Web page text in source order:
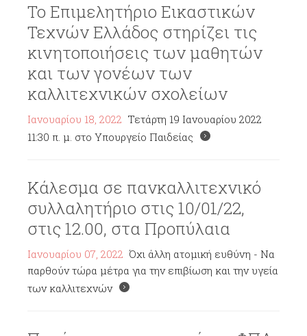
Το Επιμελητήριο Εικαστικών
Τεχνών Ελλάδος στηρίζει τις
κινητοποιήσεις των μαθητών
και των γονέων των
καλλιτεχνικών σχολείων
Ιανουαρίου 18, 2022 Τετάρτη 19 Ιανουαρίου 2022
11:30 π. μ. στο Υπουργείο Παιδείας
Κάλεσμα σε πανκαλλιτεχνικό
συλλαλητήριο στις 10/01/22,
στις 12.00, στα Προπύλαια
Ιανουαρίου 07, 2022 Όχι άλλη ατομική ευθύνη - Να
παρθούν τώρα μέτρα για την επιβίωση και την υγεία
των καλλιτεχνών